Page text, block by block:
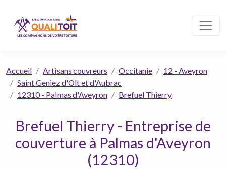
Accueil Artisans couvreurs Occitanie
12 - Aveyron
Saint Geniez d'Olt et d'Aubrac
12310 - Palmas d'Aveyron
Brefuel Thierry
Brefuel Thierry - Entreprise de
couverture à Palmas d'Aveyron
(12310)